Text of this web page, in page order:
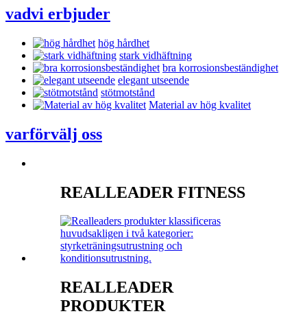
vadvi erbjuder
hög hårdhet
stark vidhäftning
bra korrosionsbeständighet
elegant utseende
stötmotstånd
Material av hög kvalitet
varförvälj oss
REALLEADER FITNESS
REALLEADER
PRODUKTER